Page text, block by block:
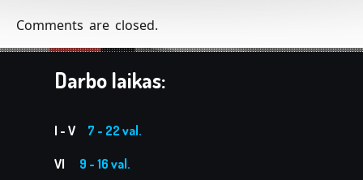
Comments are closed.
Darbo laikas:
I - V 7 - 22 val.
VI 9 - 16 val.